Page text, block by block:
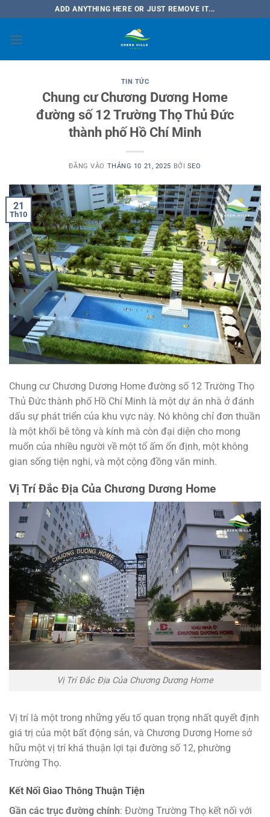
qua
nội
ADD ANYTHING HERE OR JUST REMOVE IT...
TIN TỨC
Chung cư Chương Dương Home
đường số 12 Trường Thọ Thủ Đức
thành phố Hồ Chí Minh
ĐĂNG VÀO THÁNG 10 21, 2025 BỞI SEO
21
Th10
Chung cư Chương Dương Home đường số 12 Trường Thọ
Thủ Đức thành phố Hồ Chí Minh là một dự án nhà ở đánh
dấu sự phát triển của khu vực này. Nó không chỉ đơn thuần
là một khối bê tông và kính mà còn đại diện cho mong
muốn của nhiều người về một tổ ấm ổn định, một không
gian sống tiện nghi, và một cộng đồng văn minh.
Vị Trí Đắc Địa Của Chương Dương Home
Vị Trí Đắc Địa Của Chương Dương Home
Vị trí là một trong những yếu tố quan trọng nhất quyết định
giá trị của một bất động sản, và Chương Dương Home sở
hữu một vị trí khá thuận lợi tại đường số 12, phường
Trường Thọ.
Kết Nối Giao Thông Thuận Tiện
Gần các trục đường chính: Đường Trường Thọ kết nối với